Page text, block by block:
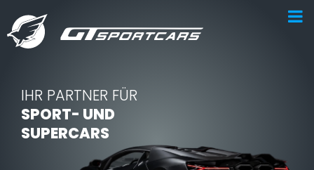
IHR PARTNER FÜR
SPORT- UND
SUPERCARS